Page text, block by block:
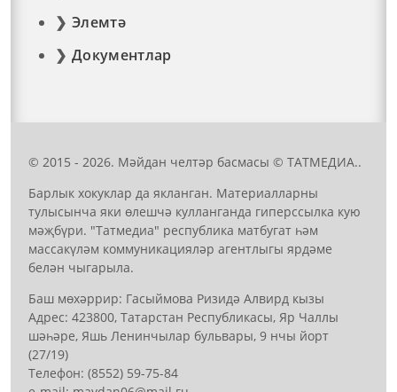
Элемтә
Документлар
© 2015 - 2026. Мәйдан челтәр басмасы © ТАТМЕДИА..
Барлык хокуклар да якланган. Материалларны
тулысынча яки өлешчә кулланганда гиперссылка кую
мәҗбүри. "Татмедиа" республика матбугат һәм
массакүләм коммуникацияләр агентлыгы ярдәме
белән чыгарыла.
Баш мөхәррир: Гасыймова Ризидә Алвирд кызы
Адрес: 423800, Татарстан Республикасы, Яр Чаллы
шәһәре, Яшь Ленинчылар бульвары, 9 нчы йорт
(27/19)
Телефон: (8552) 59-75-84